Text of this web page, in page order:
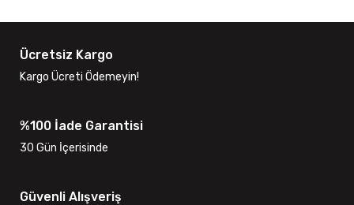
Ücretsiz Kargo
Kargo Ücreti Ödemeyin!
%100 İade Garantisi
30 Gün İçerisinde
Güvenli Alışveriş